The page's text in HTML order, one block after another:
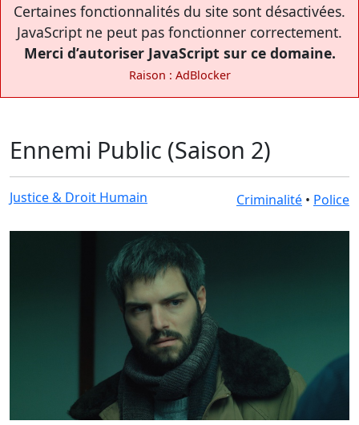
Certaines fonctionnalités du site sont désactivées.
JavaScript ne peut pas fonctionner correctement.
Merci d’autoriser JavaScript sur ce domaine.
Raison : AdBlocker
Ennemi Public (Saison 2)
Justice & Droit Humain Criminalité • Police